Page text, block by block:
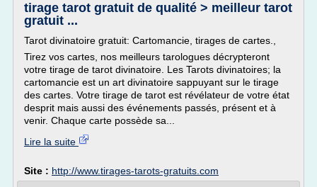
tirage tarot gratuit de qualité > meilleur tarot
gratuit ...
Tarot divinatoire gratuit: Cartomancie, tirages de cartes.,
Tirez vos cartes, nos meilleurs tarologues décrypteront
votre tirage de tarot divinatoire. Les Tarots divinatoires; la
cartomancie est un art divinatoire sappuyant sur le tirage
des cartes. Votre tirage de tarot est révélateur de votre état
desprit mais aussi des événements passés, présent et à
venir. Chaque carte possède sa...
Lire la suite
Site : http://www.tirages-tarots-gratuits.com